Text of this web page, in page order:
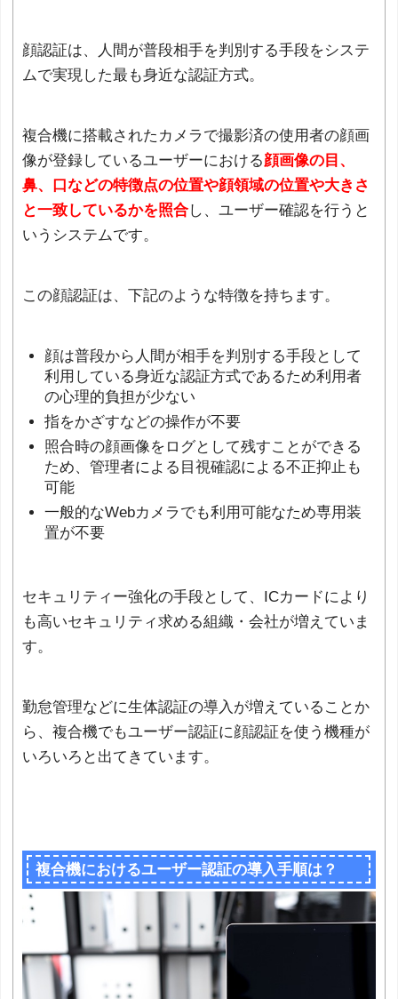
顔認証は、人間が普段相手を判別する手段をシステ
ムで実現した最も身近な認証方式。
複合機に搭載されたカメラで撮影済の使用者の顔画
像が登録しているユーザーにおける顔画像の目、
鼻、口などの特徴点の位置や顔領域の位置や大きさ
と一致しているかを照合し、ユーザー確認を行うと
いうシステムです。
この顔認証は、下記のような特徴を持ちます。
顔は普段から人間が相手を判別する手段として
利用している身近な認証方式であるため利用者
の心理的負担が少ない
指をかざすなどの操作が不要
照合時の顔画像をログとして残すことができる
ため、管理者による目視確認による不正抑止も
可能
一般的なWebカメラでも利用可能なため専用装
置が不要
セキュリティー強化の手段として、ICカードにより
も高いセキュリティ求める組織・会社が増えていま
す。
勤怠管理などに生体認証の導入が増えていることか
ら、複合機でもユーザー認証に顔認証を使う機種が
いろいろと出てきています。
複合機におけるユーザー認証の導入手順は？